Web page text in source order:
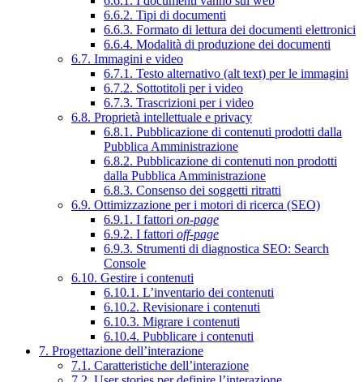
6.6.2. Tipi di documenti
6.6.3. Formato di lettura dei documenti elettronici
6.6.4. Modalità di produzione dei documenti
6.7. Immagini e video
6.7.1. Testo alternativo (alt text) per le immagini
6.7.2. Sottotitoli per i video
6.7.3. Trascrizioni per i video
6.8. Proprietà intellettuale e privacy
6.8.1. Pubblicazione di contenuti prodotti dalla
Pubblica Amministrazione
6.8.2. Pubblicazione di contenuti non prodotti
dalla Pubblica Amministrazione
6.8.3. Consenso dei soggetti ritratti
6.9. Ottimizzazione per i motori di ricerca (SEO)
6.9.1. I fattori on-page
6.9.2. I fattori off-page
6.9.3. Strumenti di diagnostica SEO: Search
Console
6.10. Gestire i contenuti
6.10.1. L’inventario dei contenuti
6.10.2. Revisionare i contenuti
6.10.3. Migrare i contenuti
6.10.4. Pubblicare i contenuti
7. Progettazione dell’interazione
7.1. Caratteristiche dell’interazione